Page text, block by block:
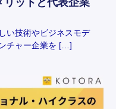
い技術やビジネスモデ
チャー企業を […]